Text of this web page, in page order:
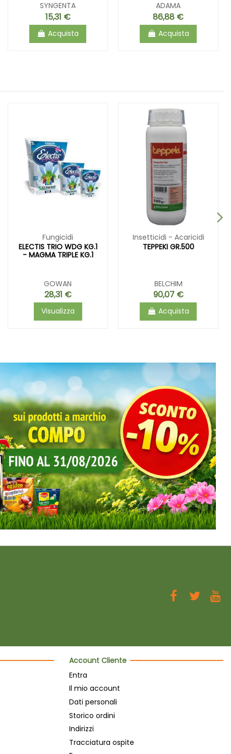
SYNGENTA
15,31 €
Acquista
ADAMA
86,88 €
Acquista
Fungicidi
ELECTIS TRIO WDG KG.1
- MAGMA TRIPLE KG.1
GOWAN
28,31 €
Visualizza
Insetticidi - Acaricidi
TEPPEKI GR.500
BELCHIM
90,07 €
Acquista
Account Cliente
Entra
Il mio account
Dati personali
Storico ordini
Indirizzi
Tracciatura ospite